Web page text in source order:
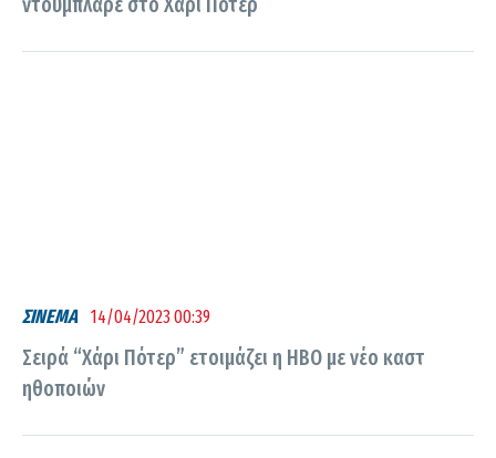
ΣΙΝΕΜΑ 14/04/2023 00:39
Σειρά “Χάρι Πότερ” ετοιμάζει η HBO με νέο καστ
ηθοποιών